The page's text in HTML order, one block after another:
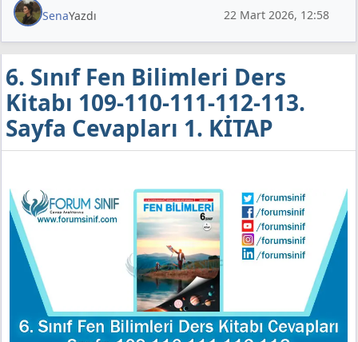
SenaYazdı 22 Mart 2026, 12:58
6. Sınıf Fen Bilimleri Ders
Kitabı 109-110-111-112-113.
Sayfa Cevapları 1. KİTAP